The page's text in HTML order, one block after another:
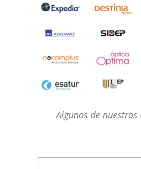
Algunos de nuestros